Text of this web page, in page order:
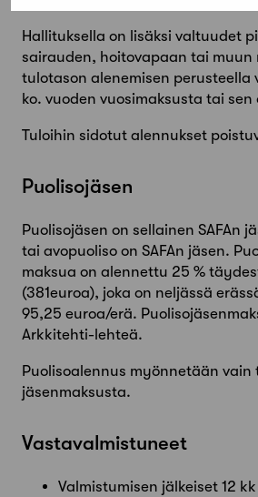
Hallituksella on lisäksi valtuudet
sairauden, hoitovapaan tai muun
tulotason alenemisen perusteella
ko. vuoden vuosimaksusta tai sen
Tuloihin sidotut alennukset
Puolisojäsen
Puolisojäsen on sellainen SAFAn
tai avopuoliso on SAFAn jäsen.
maksua on alennettu 25 %
(381euroa), joka on neljässä
95,25 euroa/erä.
Arkkitehti-lehteä.
Puolisoalennus myönnetään vain
jäsenmaksusta.
Vastavalmistuneet
Valmistumisen jälkeiset 12 kk